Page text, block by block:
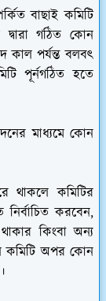
বাছাই কমিটি
গঠিত কোন
কাল পর্যন্ত বলবৎ
পূর্নগঠিত হতে
মাধ্যমে কোন
থাকলে কমিটির
করবেন,
কিংবা অন্য
কমিটি অপর কোন